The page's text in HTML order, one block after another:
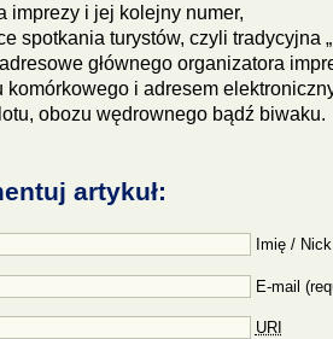
imprezy i jej kolejny numer,
spotkania turystów, czyli tradycyjna
głównego organizatora
komórkowego i adresem
obozu wędrownego bądź biwaku.
artykuł:
Imię /
E-mail
URI